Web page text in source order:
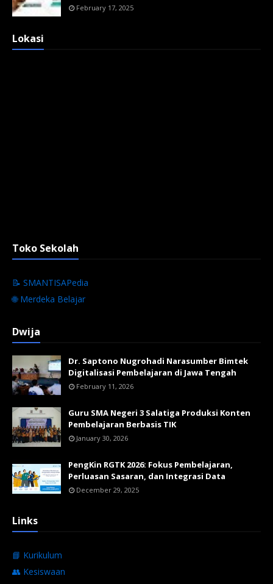
February 17, 2025
Lokasi
Toko Sekolah
📝 SMANTISAPedia
🌐 Merdeka Belajar
Dwija
Dr. Saptono Nugrohadi Narasumber Bimtek
Digitalisasi Pembelajaran di Jawa Tengah
February 11, 2026
Guru SMA Negeri 3 Salatiga Produksi Konten
Pembelajaran Berbasis TIK
January 30, 2026
PengKin RGTK 2026: Fokus Pembelajaran,
Perluasan Sasaran, dan Integrasi Data
December 29, 2025
Links
📘 Kurikulum
👥 Kesiswaan